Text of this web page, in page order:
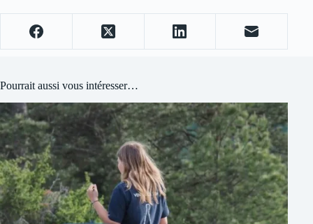
Pourrait aussi vous intéresser…